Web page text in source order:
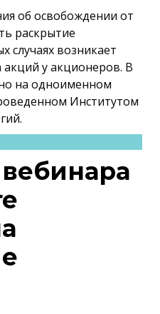
об освобождении от
раскрытие
случаях возникает
у акционеров. В
на одноименном
Институтом